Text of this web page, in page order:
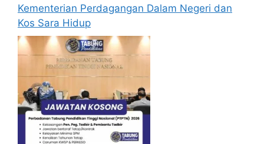
Kementerian Perdagangan Dalam Negeri dan
Kos Sara Hidup